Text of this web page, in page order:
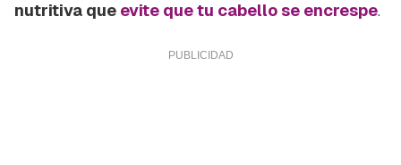
iniciar sesión con tu cuenta de Hogarmanía.
nutritiva que evite que tu cabello se encrespe.